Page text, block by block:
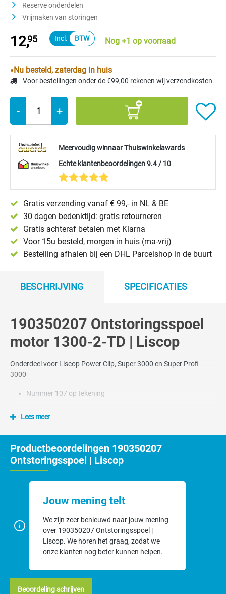
Reserve onderdelen
Vrijmaken van storingen
12,95 Nog +1 op voorraad
Nu besteld, zaterdag in huis
Voor bestellingen onder de €99,00 rekenen wij verzendkosten
- +
Meervoudig winnaar Thuiswinkelawards
Echte klantenbeoordelingen 9.4 / 10
Gratis verzending vanaf € 99,- in NL & BE
30 dagen bedenktijd: gratis retourneren
Gratis achteraf betalen met Klarna
Voor 15u besteld, morgen in huis (ma-vrij)
Bestelling afhalen bij een DHL Parcelshop in de buurt
BESCHRIJVING SPECIFICATIES
190350207 Ontstoringsspoel
motor 1300-2-TD | Liscop
Onderdeel voor Liscop Power Clip, Super 3000 en Super Profi
3000
Nummer 107 op tekening
Lees meer
Productbeoordelingen 190350207
Ontstoringsspoel | Liscop
Jouw mening telt
We zijn zeer benieuwd naar jouw mening
over 190350207 Ontstoringsspoel |
Liscop. We horen het graag, zodat we
onze klanten nog beter kunnen helpen.
Beoordeling schrijven